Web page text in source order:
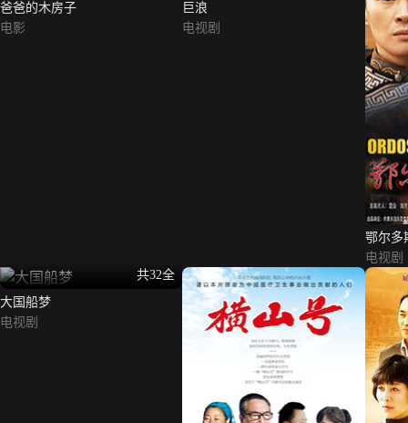
爸爸的木房子
电影
巨浪
电视剧
鄂尔多
电视剧
共32全
大国船梦
电视剧